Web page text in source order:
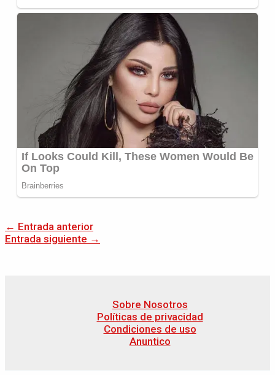
← Entrada anterior
Entrada siguiente →
Sobre Nosotros
Políticas de privacidad
Condiciones de uso
Anuntico